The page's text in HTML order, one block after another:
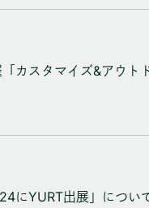
「カスタマイズ&アウ
にYURT出展」につい